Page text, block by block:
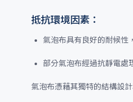
抵抗環境因素：
氣泡布具有良好的耐候性
部分氣泡布經過抗靜電處
氣泡布憑藉其獨特的結構設